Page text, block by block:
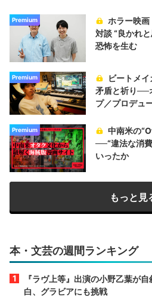
Premium
ホラー映
対談 “良かれ
恐怖を生む
Premium
ビートメ
矛盾と祈り──
プ／プロデュ
Premium
中南米の
──“違法な消
いったか
もっと見
本・文芸の週間ランキング
『ラヴ上等』出演の小野乙葉が
白、グラビアにも挑戦